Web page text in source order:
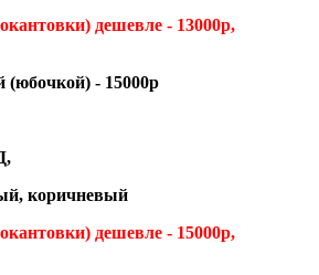
дешевле - 13000р,
- 15000р
коричневый
дешевле - 15000р,